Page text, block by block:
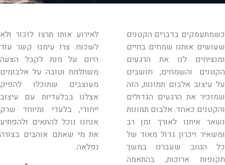
כשמתעסקים בדברים הקטנים
שעושים אותנו שמחים בחיים
ומנציחים לנו את הרגעים
הקטנים והשמחים, חושבים
על עיצוב אלבום תמונות, הזה
שמזכיר את הרגעים הגדולים
והקטנים כאחד. אלבום תמונות
נשאר איתנו לאורך זמן רב
ומשאיר זיכרון גדול מאוד של
כל הטוב שעברנו במשך
תקופות ארוכות, בהתאמה
לאירוע אותו תרצו לזכור ולא
לשכוח. צרו עימנו קשר עוד
היום על מנת לקבל הצעה
משתלמת וטובה על אלבומים
מעוצבים שתוכלו להפיק
אצלנו בבלעדיות עם עיצוב
ייחודי, בלעדי ומיוחד שרק
אנחנו נוכל להתאים ולהפתיע
את מי שאתם אוהבים בצורה
נפלאה.